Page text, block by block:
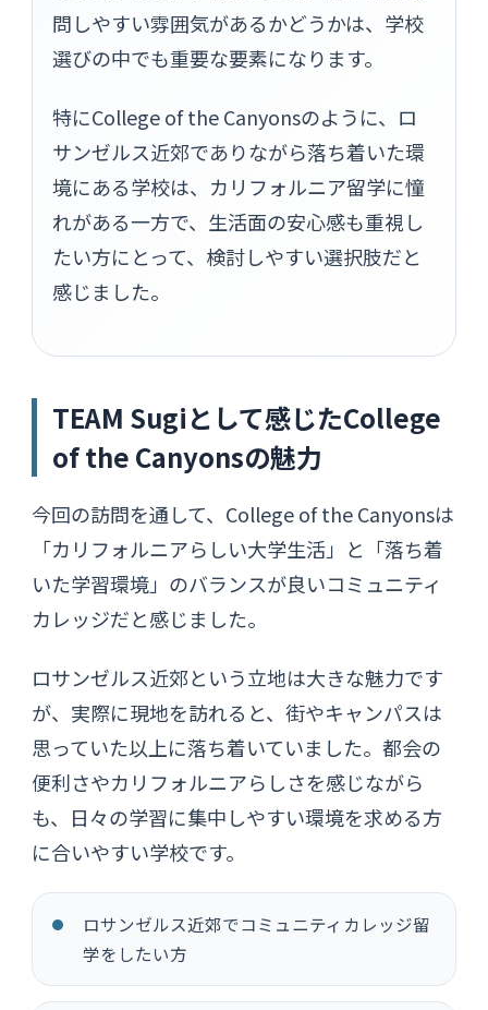
問しやすい雰囲気があるかどうかは、学校
選びの中でも重要な要素になります。
特にCollege of the Canyonsのように、ロ
サンゼルス近郊でありながら落ち着いた環
境にある学校は、カリフォルニア留学に憧
れがある一方で、生活面の安心感も重視し
たい方にとって、検討しやすい選択肢だと
感じました。
TEAM Sugiとして感じたCollege
of the Canyonsの魅力
今回の訪問を通して、College of the Canyonsは
「カリフォルニアらしい大学生活」と「落ち着
いた学習環境」のバランスが良いコミュニティ
カレッジだと感じました。
ロサンゼルス近郊という立地は大きな魅力です
が、実際に現地を訪れると、街やキャンパスは
思っていた以上に落ち着いていました。都会の
便利さやカリフォルニアらしさを感じながら
も、日々の学習に集中しやすい環境を求める方
に合いやすい学校です。
ロサンゼルス近郊でコミュニティカレッジ留
学をしたい方